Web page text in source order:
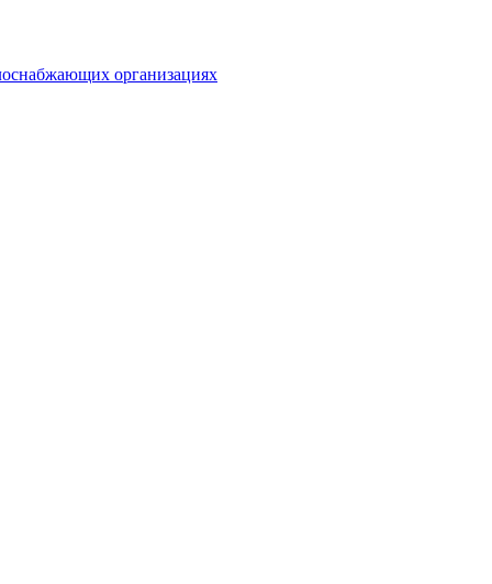
организациях